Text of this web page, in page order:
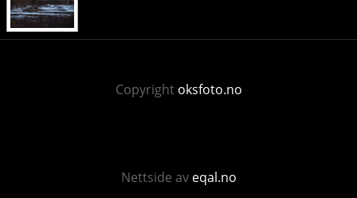
Copyright oksfoto.no
Nettside av eqal.no